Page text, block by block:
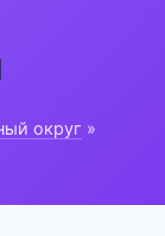
округ »